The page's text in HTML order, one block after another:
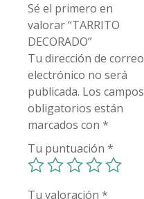
Sé el primero en
valorar “TARRITO
DECORADO”
Tu dirección de correo
electrónico no será
publicada. Los campos
obligatorios están
marcados con *
Tu puntuación *
Tu valoración *